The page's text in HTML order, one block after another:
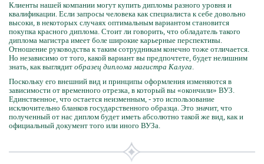
Клиенты нашей компании могут купить дипломы разного уровня и
квалификации. Если запросы человека как специалиста к себе довольно
высоки, в некоторых случаях оптимальным вариантом становится
покупка красного диплома. Стоит ли говорить, что обладатель такого
диплома магистра имеет боле широкие карьерные перспективы.
Отношение руководства к таким сотрудникам конечно тоже отличается.
Но независимо от того, какой вариант вы предпочтете, будет нелишним
знать, как выглядит образец диплома магистра Калуга.
Поскольку его внешний вид и принципы оформления изменяются в
зависимости от временного отрезка, в который вы «окончили» ВУЗ.
Единственное, что остается неизменным, - это использование
исключительно бланков государственного образца. Это значит, что
полученный от нас диплом будет иметь абсолютно такой же вид, как и
официальный документ того или иного ВУЗа.